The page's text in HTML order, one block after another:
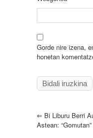
Gorde nire izena,
honetan
⇐ Bi Liburu Berri
Astean: